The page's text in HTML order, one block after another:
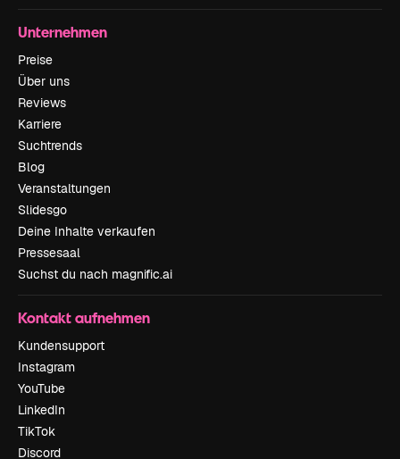
Unternehmen
Preise
Über uns
Reviews
Karriere
Suchtrends
Blog
Veranstaltungen
Slidesgo
Deine Inhalte verkaufen
Pressesaal
Suchst du nach magnific.ai
Kontakt aufnehmen
Kundensupport
Instagram
YouTube
LinkedIn
TikTok
Discord